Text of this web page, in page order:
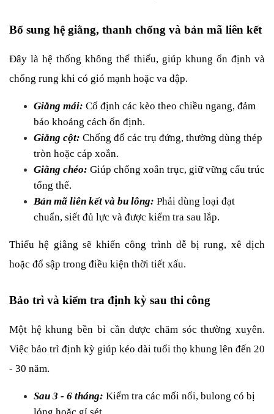
Bổ sung hệ giằng, thanh chống và bản mã liên kết
Đây là hệ thống không thể thiếu, giúp khung ổn định và
chống rung khi có gió mạnh hoặc va đập.
Giằng mái: Cố định các kèo theo chiều ngang, đảm
bảo khoảng cách ổn định.
Giằng cột: Chống đổ các trụ đứng, thường dùng thép
tròn hoặc cáp xoắn.
Giằng chéo: Giúp chống xoắn trục, giữ vững cấu trúc
tổng thể.
Bản mã liên kết và bu lông: Phải dùng loại đạt
chuẩn, siết đủ lực và được kiểm tra sau lắp.
Thiếu hệ giằng sẽ khiến công trình dễ bị rung, xê dịch
hoặc đổ sập trong điều kiện thời tiết xấu.
Bảo trì và kiểm tra định kỳ sau thi công
Một hệ khung bền bỉ cần được chăm sóc thường xuyên.
Việc bảo trì định kỳ giúp kéo dài tuổi thọ khung lên đến 20
- 30 năm.
Sau 3 - 6 tháng: Kiểm tra các mối nối, bulong có bị